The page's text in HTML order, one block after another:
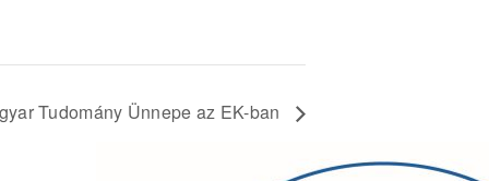
Tudomány Ünnepe az EK-ban